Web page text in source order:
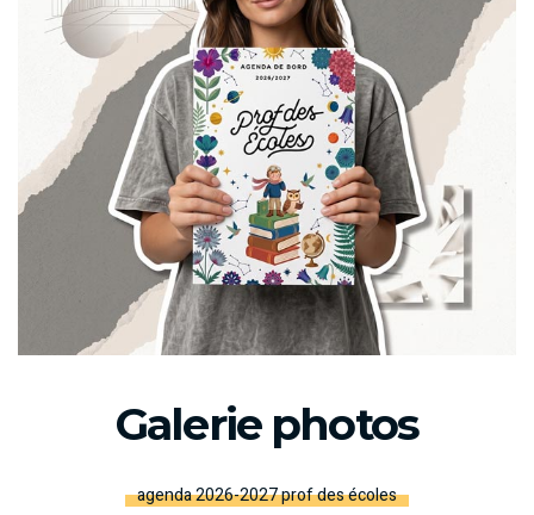
Galerie photos
agenda 2026-2027 prof des écoles